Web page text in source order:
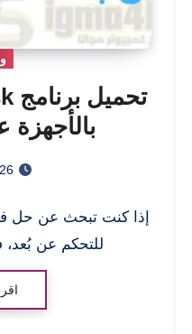
بالأجهزة عن
إذا كنت تبحث عن حل
للتحكم عن